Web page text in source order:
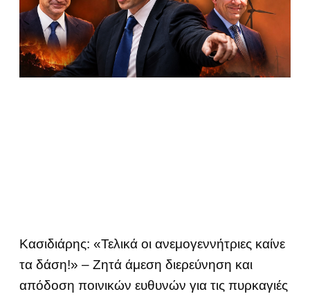
Κασιδιάρης: «Τελικά οι ανεμογεννήτριες καίνε
τα δάση!» – Ζητά άμεση διερεύνηση και
απόδοση ποινικών ευθυνών για τις πυρκαγιές